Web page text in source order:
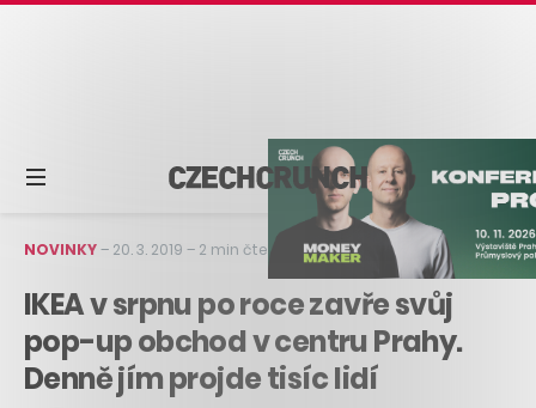
NOVINKY– 20. 3. 2019 – 2 min čtení
IKEA v srpnu po roce zavře svůj
pop-up obchod v centru Prahy.
Denně jím projde tisíc lidí